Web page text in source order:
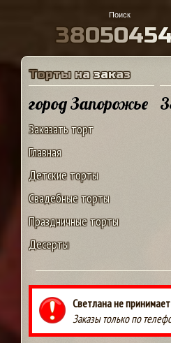
3805045
Торты на заказ
город Запорожье
Заказать торт
Главная
Детские торты
Свадебные торты
Праздничные торты
Десерты
Светлана не
Заказы только по